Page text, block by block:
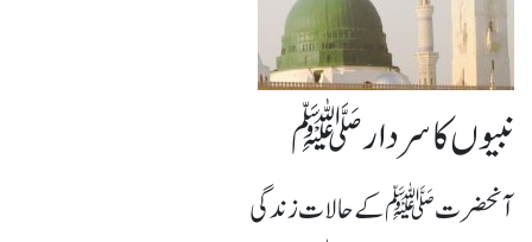
نبیوں کا سردار ﷺ
آنحضرت ﷺ کے حالات زندگی